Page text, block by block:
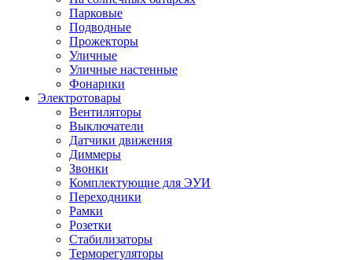
Парковые
Подводные
Прожекторы
Уличные
Уличные настенные
Фонарики
Электротовары
Вентиляторы
Выключатели
Датчики движения
Диммеры
Звонки
Комплектующие для ЭУИ
Переходники
Рамки
Розетки
Стабилизаторы
Терморегуляторы